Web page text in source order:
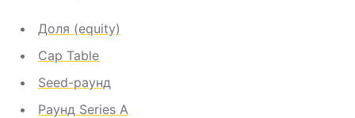
Доля (equity)
Cap Table
Seed-раунд
Раунд Series A